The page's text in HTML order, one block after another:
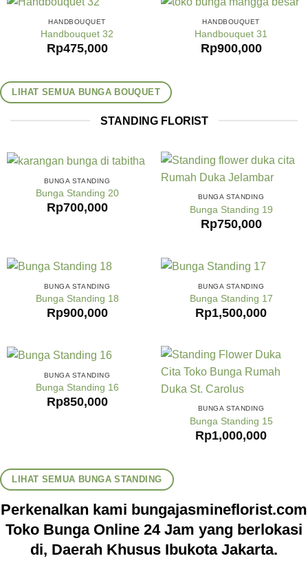
HANDBOUQUET
Handbouquet 32
Rp475,000
HANDBOUQUET
Handbouquet 31
Rp900,000
LIHAT SEMUA BUNGA BOUQUET
STANDING FLORIST
BUNGA STANDING
Bunga Standing 20
Rp700,000
BUNGA STANDING
Bunga Standing 19
Rp750,000
BUNGA STANDING
Bunga Standing 18
Rp900,000
BUNGA STANDING
Bunga Standing 17
Rp1,500,000
BUNGA STANDING
Bunga Standing 16
Rp850,000 BUNGA STANDING
Bunga Standing 15
Rp1,000,000
LIHAT SEMUA BUNGA STANDING
Perkenalkan kami bungajasmineflorist.com
Toko Bunga Online 24 Jam yang berlokasi
di, Daerah Khusus Ibukota Jakarta.